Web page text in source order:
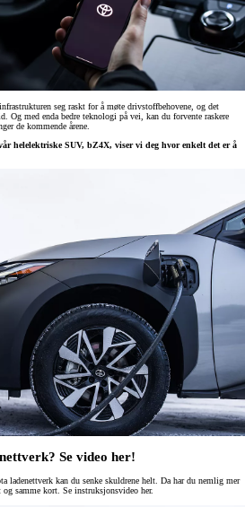
seg raskt for å møte drivstoffbehovene, og det
Og med enda bedre teknologi på vei, kan du forvente raskere
de kommende årene.
helelektriske SUV, bZ4X, viser vi deg hvor enkelt det er å
Se video her!
ladenettverk kan du senke skuldrene helt. Da har du nemlig mer
samme kort. Se instruksjonsvideo her.